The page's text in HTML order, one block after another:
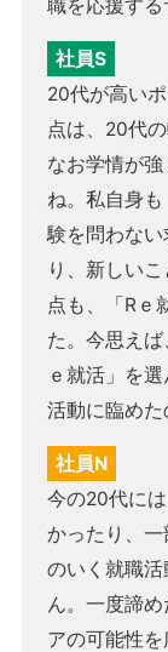
職を応援する
社員S
20代が高い
点は、20代
なお学情が
ね。私自身
験を問わな
り、新しい
点も、「Rｅ
た。今思え
ｅ就活」を
活動に臨めた
社員N
今の20代に
かったり、
のいく就職
ん。一度諦
アの可能性